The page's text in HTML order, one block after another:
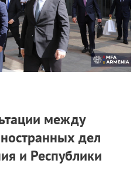
между
дел
и Республики